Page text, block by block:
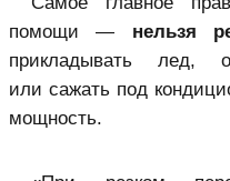
помощи — нельзя
прикладывать лед,
или сажать под
мощность.